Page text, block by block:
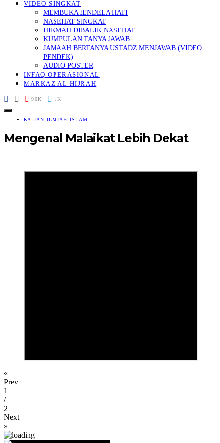
VIDEO SINGKAT
MEMBUKA JENDELA HATI
NASEHAT SINGKAT
HIKMAH DIBALIK NASEHAT
KUMPULAN TANYA JAWAB
JAMAAH BERTANYA USTADZ MENJAWAB (VIDEO
PENDEK)
AUDIO POSTER
INFAQ OPERASIONAL
MARKAZ AL HIJRAH
90K 1K
KAJIAN ILMIAH ISLAM
Mengenal Malaikat Lebih Dekat
«
Prev
1
/
2
Next
»